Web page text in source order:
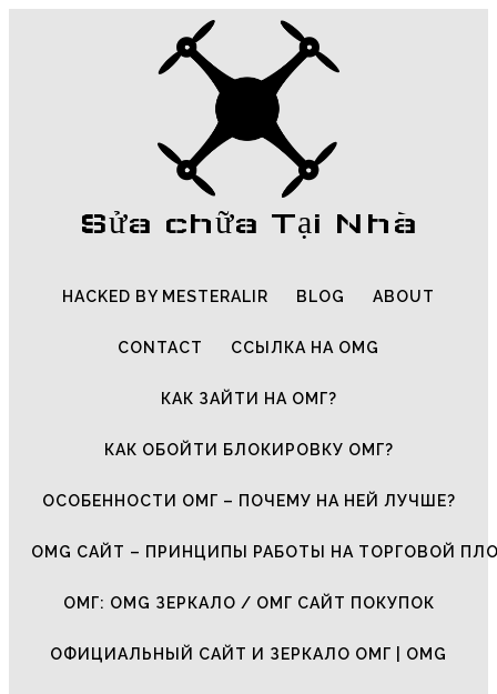
Sửa chữa Tại Nhà
HACKED BY MESTERALIR BLOG ABOUT
CONTACT ССЫЛКА НА OMG
КАК ЗАЙТИ НА ОМГ?
КАК ОБОЙТИ БЛОКИРОВКУ ОМГ?
ОСОБЕННОСТИ ОМГ – ПОЧЕМУ НА НЕЙ ЛУЧШЕ?
OMG САЙТ – ПРИНЦИПЫ РАБОТЫ НА ТОРГОВОЙ
ОМГ: OMG ЗЕРКАЛО / ОМГ САЙТ ПОКУПОК
ОФИЦИАЛЬНЫЙ САЙТ И ЗЕРКАЛО ОМГ | OMG